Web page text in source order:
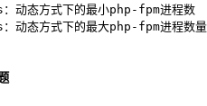
态方式下的最小php-fpm进程数
动态方式下的最大php-fpm进程数量